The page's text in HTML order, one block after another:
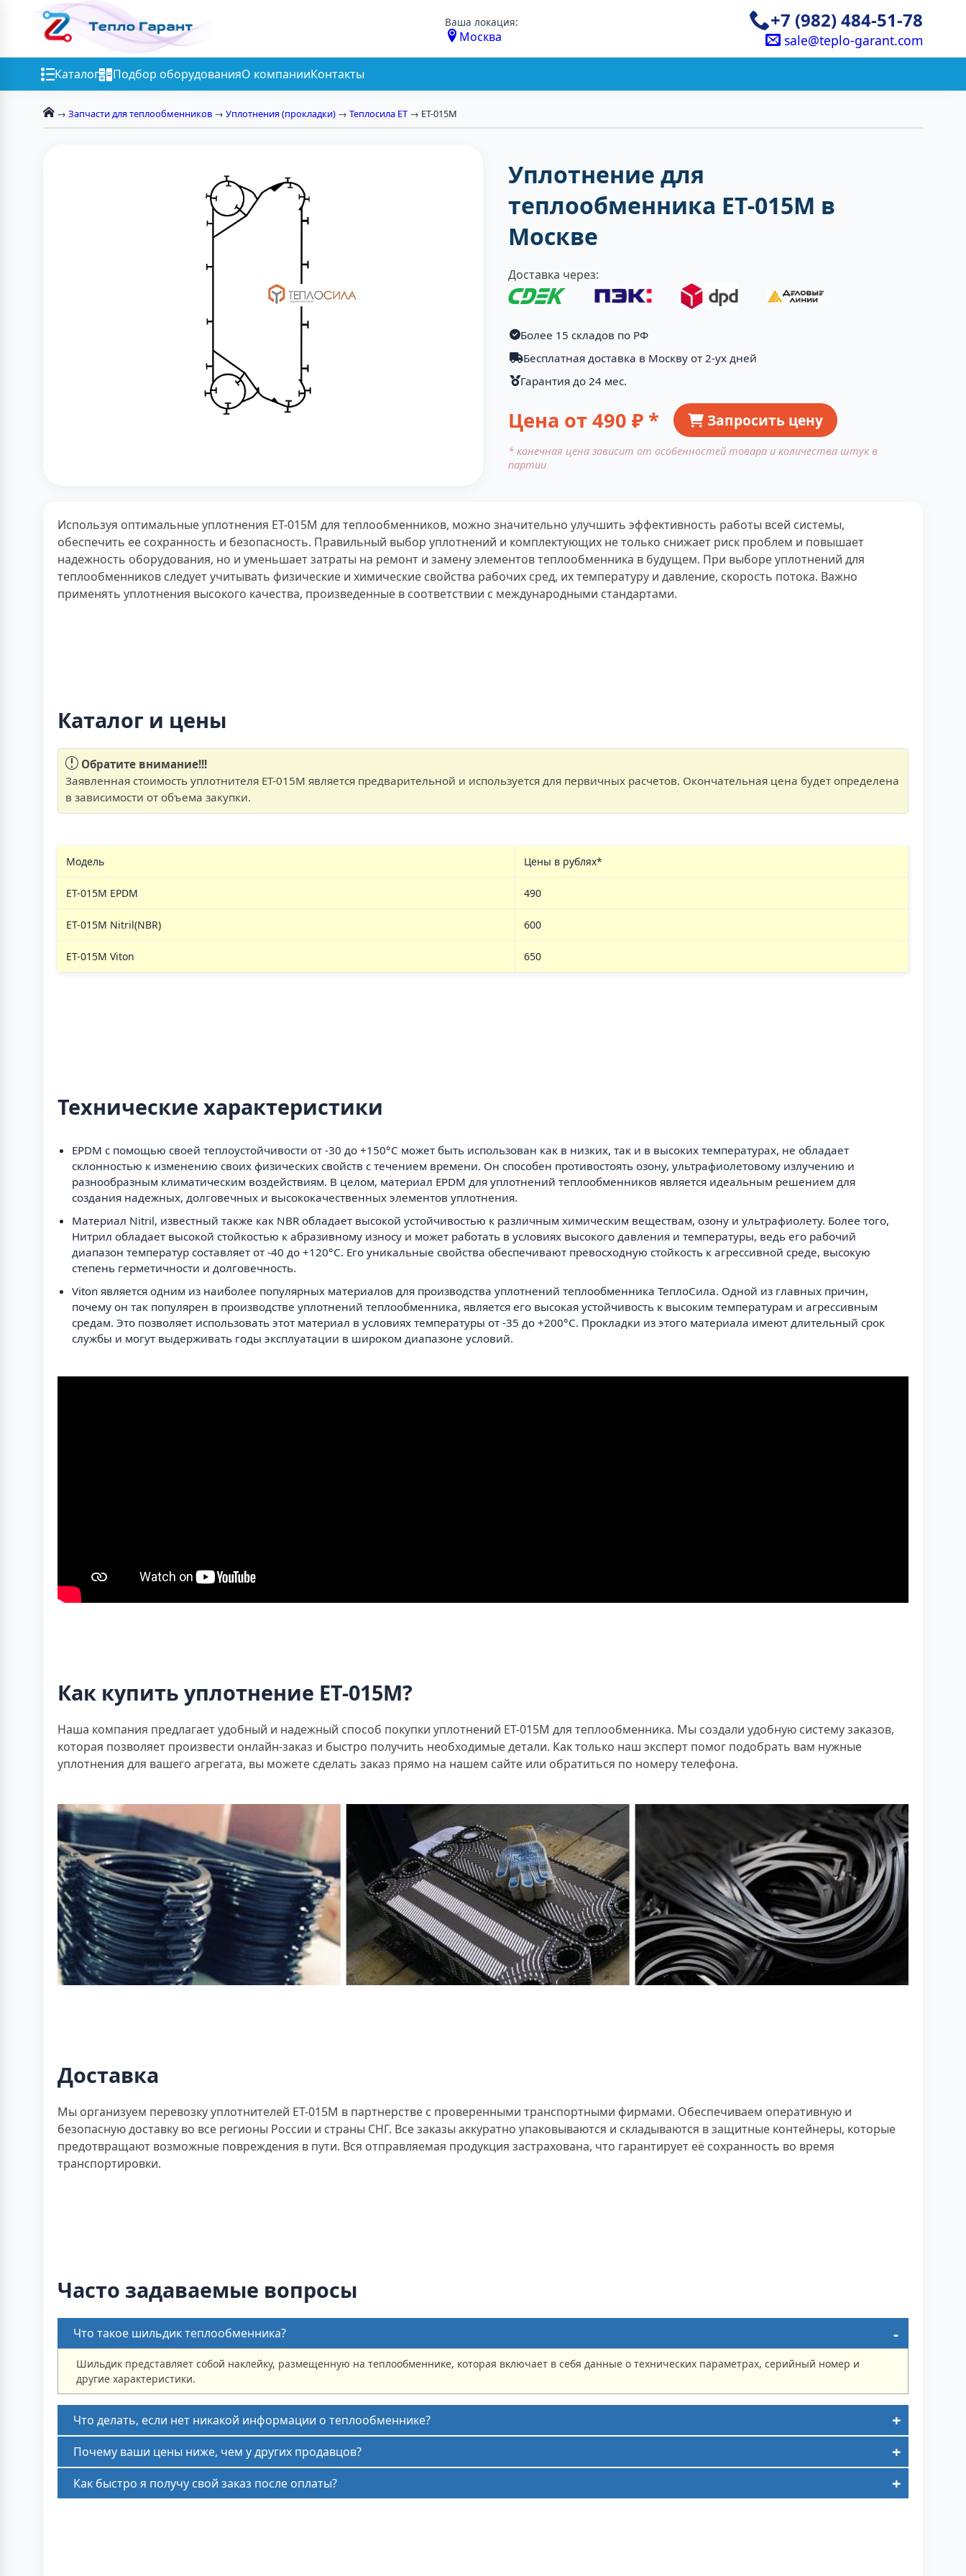
Ваша локация:
Москва
+7 (982) 484-51-78
sale@teplo-garant.com
Каталог Подбор оборудованияО компанииКонтакты
→ Запчасти для теплообменников → Уплотнения (прокладки) → Теплосила ЕТ → ЕТ-015M
Уплотнение для
теплообменника ЕТ-015M в
Москве
Доставка через:
Более 15 складов по РФ
Бесплатная доставка в Москву от 2-ух дней
Гарантия до 24 мес.
Цена от490 ₽ * Запросить цену
* конечная цена зависит от особенностей товара и количества штук в
партии
Используя оптимальные уплотнения ЕТ-015М для теплообменников, можно значительно улучшить эффективность работы всей системы,
обеспечить ее сохранность и безопасность. Правильный выбор уплотнений и комплектующих не только снижает риск проблем и повышает
надежность оборудования, но и уменьшает затраты на ремонт и замену элементов теплообменника в будущем. При выборе уплотнений для
теплообменников следует учитывать физические и химические свойства рабочих сред, их температуру и давление, скорость потока. Важно
применять уплотнения высокого качества, произведенные в соответствии с международными стандартами.
Каталог и цены
Обратите внимание!!!
Заявленная стоимость уплотнителя ЕТ-015М является предварительной и используется для первичных расчетов. Окончательная цена будет определена
в зависимости от объема закупки.
Модель Цены в рублях*
ЕТ-015M EPDM 490
ЕТ-015M Nitril(NBR) 600
ЕТ-015M Viton 650
Технические характеристики
EPDM с помощью своей теплоустойчивости от -30 до +150°С может быть использован как в низких, так и в высоких температурах, не обладает
склонностью к изменению своих физических свойств с течением времени. Он способен противостоять озону, ультрафиолетовому излучению и
разнообразным климатическим воздействиям. В целом, материал EPDM для уплотнений теплообменников является идеальным решением для
создания надежных, долговечных и высококачественных элементов уплотнения.
Материал Nitril, известный также как NBR обладает высокой устойчивостью к различным химическим веществам, озону и ультрафиолету. Более того,
Нитрил обладает высокой стойкостью к абразивному износу и может работать в условиях высокого давления и температуры, ведь его рабочий
диапазон температур составляет от -40 до +120°С. Его уникальные свойства обеспечивают превосходную стойкость к агрессивной среде, высокую
степень герметичности и долговечность.
Viton является одним из наиболее популярных материалов для производства уплотнений теплообменника ТеплоСила. Одной из главных причин,
почему он так популярен в производстве уплотнений теплообменника, является его высокая устойчивость к высоким температурам и агрессивным
средам. Это позволяет использовать этот материал в условиях температуры от -35 до +200°С. Прокладки из этого материала имеют длительный срок
службы и могут выдерживать годы эксплуатации в широком диапазоне условий.
Как купить уплотнение ET-015M?
Наша компания предлагает удобный и надежный способ покупки уплотнений ET-015M для теплообменника. Мы создали удобную систему заказов,
которая позволяет произвести онлайн-заказ и быстро получить необходимые детали. Как только наш эксперт помог подобрать вам нужные
уплотнения для вашего агрегата, вы можете сделать заказ прямо на нашем сайте или обратиться по номеру телефона.
Доставка
Мы организуем перевозку уплотнителей ЕТ-015M в партнерстве с проверенными транспортными фирмами. Обеспечиваем оперативную и
безопасную доставку во все регионы России и страны СНГ. Все заказы аккуратно упаковываются и складываются в защитные контейнеры, которые
предотвращают возможные повреждения в пути. Вся отправляемая продукция застрахована, что гарантирует её сохранность во время
транспортировки.
Часто задаваемые вопросы
Что такое шильдик теплообменника?
Шильдик представляет собой наклейку, размещенную на теплообменнике, которая включает в себя данные о технических параметрах, серийный номер и
другие характеристики.
Что делать, если нет никакой информации о теплообменнике?
Почему ваши цены ниже, чем у других продавцов?
Как быстро я получу свой заказ после оплаты?